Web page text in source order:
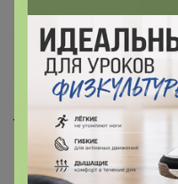
262,2р
Кружка White Fusion 400 мл,
P.L. Proff Cuisine